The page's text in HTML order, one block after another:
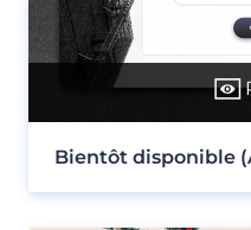
Bientôt disponible